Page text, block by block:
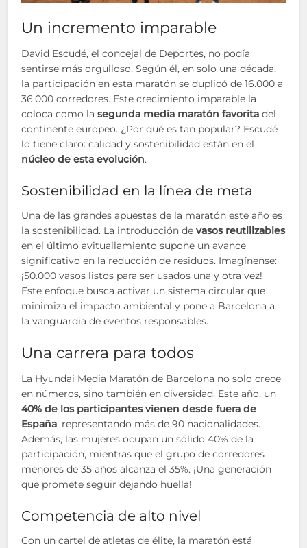
Un incremento imparable
David Escudé, el concejal de Deportes, no podía
sentirse más orgulloso. Según él, en solo una década,
la participación en esta maratón se duplicó de 16.000 a
36.000 corredores. Este crecimiento imparable la
coloca como lasegunda media maratón favorita del
continente europeo. ¿Por qué es tan popular? Escudé
lo tiene claro: calidad y sostenibilidad están en el
núcleo de esta evolución.
Sostenibilidad en la línea de meta
Una de las grandes apuestas de la maratón este año es
la sostenibilidad. La introducción devasos reutilizables
en el último avituallamiento supone un avance
significativo en la reducción de residuos. Imagínense:
¡50.000 vasos listos para ser usados una y otra vez!
Este enfoque busca activar un sistema circular que
minimiza el impacto ambiental y pone a Barcelona a
la vanguardia de eventos responsables.
Una carrera para todos
La Hyundai Media Maratón de Barcelona no solo crece
en números, sino también en diversidad. Este año, un
40% de los participantes vienen desde fuera de
España, representando más de 90 nacionalidades.
Además, las mujeres ocupan un sólido 40% de la
participación, mientras que el grupo de corredores
menores de 35 años alcanza el 35%. ¡Una generación
que promete seguir dejando huella!
Competencia de alto nivel
Con un cartel de atletas de élite, la maratón está